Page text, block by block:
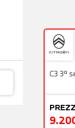
Usato
C3 3ª